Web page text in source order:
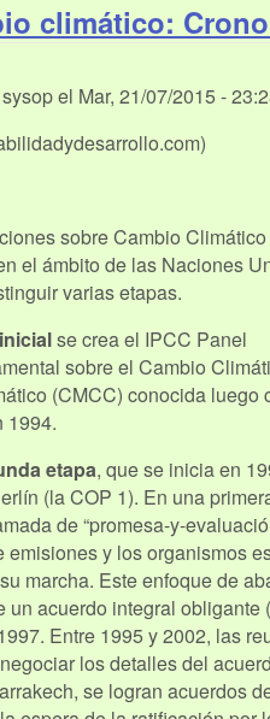
climático:
sysopel Mar, 21/07/2015 -
sobre Cambio
el ámbito de las Naciones
varias etapas.
se crea el IPCC Panel
sobre el Cambio
(CMCC) conocida luego
1994.
etapa, que se inicia en
(la COP 1). En una
de “promesa-y-
emisiones y los organismos
marcha. Este enfoque de
un acuerdo integral
Entre 1995 y 2002, las
los detalles del
se logran acuerdos